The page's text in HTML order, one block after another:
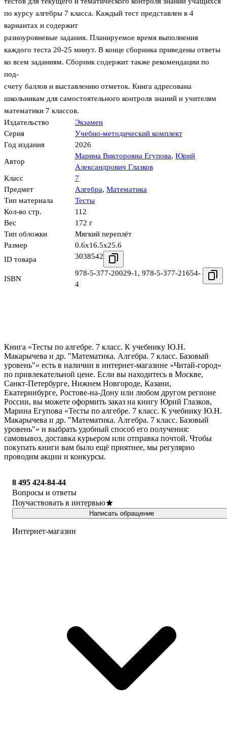
по курсу алгебры 7 класса. Каждый тест представлен в 4
вариантах и содержит
разноуровневые задания. Планируемое время выполнения
каждого теста 20-25 минут. В конце сборника приведены ответы
ко всем заданиям. Сборник содержит также рекомендации по
под-
счету баллов и выставлению отметок. Книга адресована
школьникам для самостоятельного контроля знаний и учителям
математики 7 классов.
Издательство
Экзамен
Серия
Учебно-методический комплект
Год издания
2026
Автор
Марина Викторовна Егупова, Юрий
Александрович Глазков
Класс
7
Предмет
Алгебра, Математика
Тип материала
Тесты
Кол-во стр.
112
Вес
172 г
Тип обложки
Мягкий переплёт
Размер
0.6x16.5x25.6
ID товара
3038542
ISBN
978-5-377-20029-1, 978-5-377-21654-
4
Книга «Тесты по алгебре. 7 класс. К учебнику Ю.Н.
Макарычева и др. "Математика. Алгебра. 7 класс. Базовый
уровень"» есть в наличии в интернет-магазине «Читай-город»
по привлекательной цене. Если вы находитесь в Москве,
Санкт-Петербурге, Нижнем Новгороде, Казани,
Екатеринбурге, Ростове-на-Дону или любом другом регионе
России, вы можете оформить заказ на книгу Юрий Глазков,
Марина Егупова «Тесты по алгебре. 7 класс. К учебнику Ю.Н.
Макарычева и др. "Математика. Алгебра. 7 класс. Базовый
уровень"» и выбрать удобный способ его получения:
самовывоз, доставка курьером или отправка почтой. Чтобы
покупать книги вам было ещё приятнее, мы регулярно
проводим акции и конкурсы.
8 495 424-84-44
Вопросы и ответы
Поучаствовать в интервью
Написать обращение
Интернет-магазин